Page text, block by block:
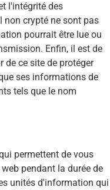
l'intégrité des
non crypté ne sont pas
pourrait être lue ou
Enfin, il est de
de ce site de protéger
ses informations de
tels que le nom
permettent de vous
pendant la durée de
unités d'information qui